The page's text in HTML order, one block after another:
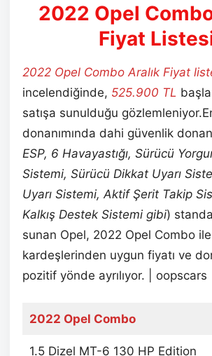
2022 Opel
Fiyat
2022 Opel Combo Aralık Fiyat
incelendiğinde, 525.900 TL
satışa sunulduğu
donanımında dahi güvenlik
ESP, 6 Havayastığı, Sürücü
Sistemi, Sürücü Dikkat Uyarı
Uyarı Sistemi, Aktif Şerit Takip
Kalkış Destek Sistemi gibi)
sunan Opel, 2022 Opel Combo
kardeşlerinden uygun fiyatı ve
pozitif yönde ayrılıyor. | oopscars
2022 Opel Combo
1.5 Dizel MT-6 130 HP Edition